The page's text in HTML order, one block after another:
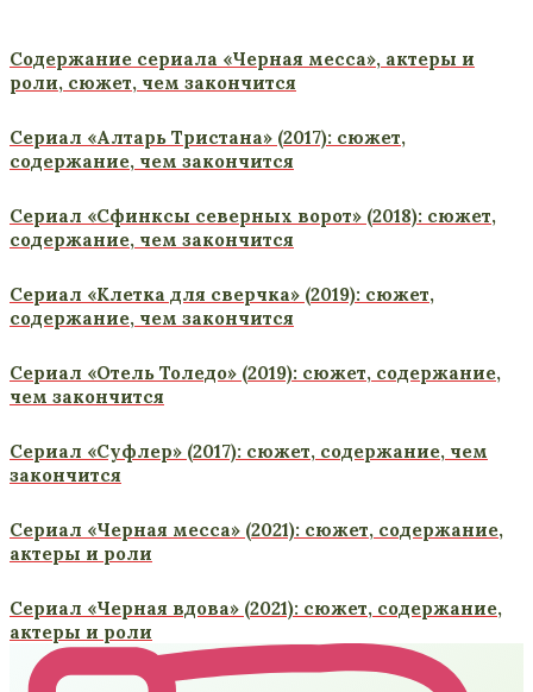
Содержание сериала «Черная месса», актеры и
роли, сюжет, чем закончится
Сериал «Алтарь Тристана» (2017): сюжет,
содержание, чем закончится
Сериал «Сфинксы северных ворот» (2018): сюжет,
содержание, чем закончится
Сериал «Клетка для сверчка» (2019): сюжет,
содержание, чем закончится
Сериал «Отель Толедо» (2019): сюжет, содержание,
чем закончится
Сериал «Суфлер» (2017): сюжет, содержание, чем
закончится
Сериал «Черная месса» (2021): сюжет, содержание,
актеры и роли
Сериал «Черная вдова» (2021): сюжет, содержание,
актеры и роли